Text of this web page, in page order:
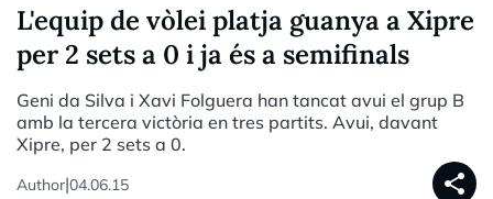
L'equip de vòlei platja guanya a Xipre
per 2 sets a 0 i ja és a semifinals
Geni da Silva i Xavi Folguera han tancat avui el grup B
amb la tercera victòria en tres partits. Avui, davant
Xipre, per 2 sets a 0.
Author|04.06.15 share